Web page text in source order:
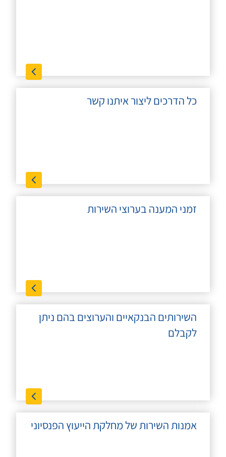
כל הדרכים ליצור איתנו קשר
זמני המענה בערוצי השירות
השירותים הבנקאיים והערוצים בהם ניתן
לקבלם
אמנות השירות של מחלקת הייעוץ הפנסיוני